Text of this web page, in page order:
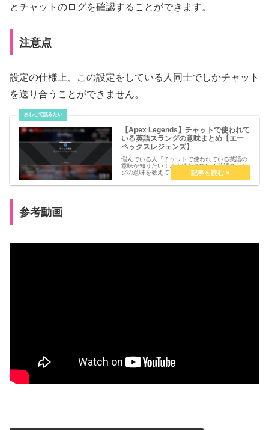
とチャットのログを確認することができます。
注意点
設定の仕様上、この設定をしている人同士でしかチャット
を送り合うことができません。
【Apex Legends】チャットで使われて
いる英語スラングの意味まとめ【エー
ペックスレジェンズ】
悩んでいる人『チャットで使われている英語の
意味が知りたい！よく使われている英語スラン
グの意味を教えて！』こういった疑問を解決し
ます。【Apex Legends】チャットで使われて
いる英語スラングの意味まとめ【エーペックス
参考動画